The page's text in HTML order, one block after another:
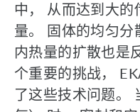
中， 从而达到大
量。 固体的均匀
内热量的扩散也是
个重要的挑战，
了这些技术问题。